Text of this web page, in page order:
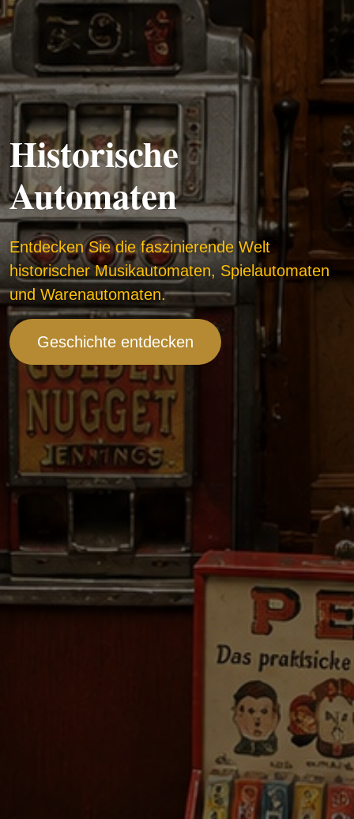
Historische
Automaten
Entdecken Sie die faszinierende Welt
historischer Musikautomaten, Spielautomaten
und Warenautomaten.
Geschichte entdecken